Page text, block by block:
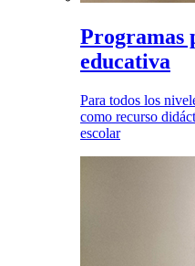
Programas
educativa
Para todos los
como recurso
escolar